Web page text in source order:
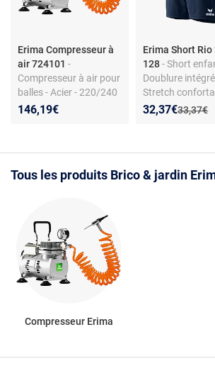
Erima Compresseur à
air 724101 -
Compresseur à air pour
balles - Acier - 220/240
V - Aiguille flexible - 5,5
146,19€
Erima Short Rio
128- Short
Doublure
Stretch
Couleur Bleu roi
Ancien
33,37€
Nouveau prix :
32,37€
Réduction de :
Tous les produits Brico & jardin
Compresseur Erima